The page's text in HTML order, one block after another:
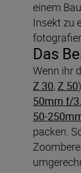
einem
Insekt zu
Das
Wenn ihr
Z 30,Z 50
50mm f/
50-
packen.